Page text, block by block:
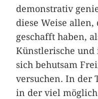
demonstrativ
diese Weise
geschafft haben,
Künstlerische
sich behutsam
versuchen. In der
in der viel